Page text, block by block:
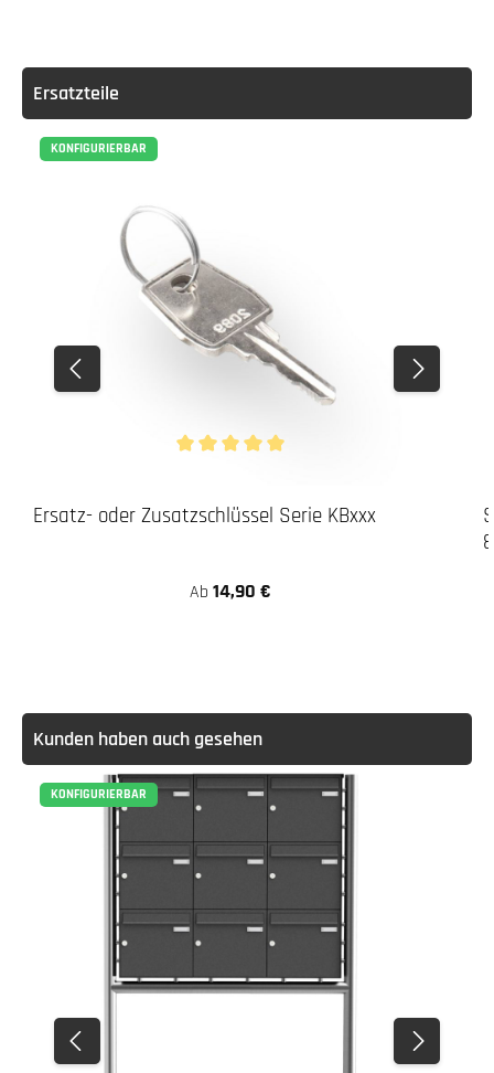
Ersatzteile
KONFIGURIERBAR
Ersatz- oder Zusatzschlüssel Serie KBxxx
Ab 14,90 €
Kunden haben auch gesehen
KONFIGURIERBAR